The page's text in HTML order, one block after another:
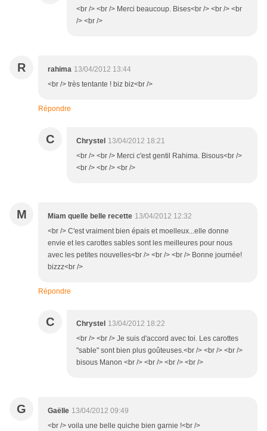
<br /> <br /> Merci beaucoup. Bises<br /> <br /> <br
/> <br />
R rahima 13/04/2012 13:44
<br /> très tentante ! biz biz<br />
Répondre
C Chrystel 13/04/2012 18:21
<br /> <br /> Merci c'est gentil Rahima. Bisous<br />
<br /> <br /> <br />
M Miam quelle belle recette 13/04/2012 12:32
<br /> C'est vraiment bien épais et moelleux...elle donne
envie et les carottes sables sont les meilleures pour nous
avec les petites nouvelles<br /> <br /> <br /> Bonne journée!
bizzz<br />
Répondre
C Chrystel 13/04/2012 18:22
<br /> <br /> Je suis d'accord avec toi. Les carottes
"sable" sont bien plus goûteuses.<br /> <br /> <br />
bisous Manon <br /> <br /> <br /> <br />
G Gaëlle 13/04/2012 09:49
<br /> voila une belle quiche bien garnie !<br />